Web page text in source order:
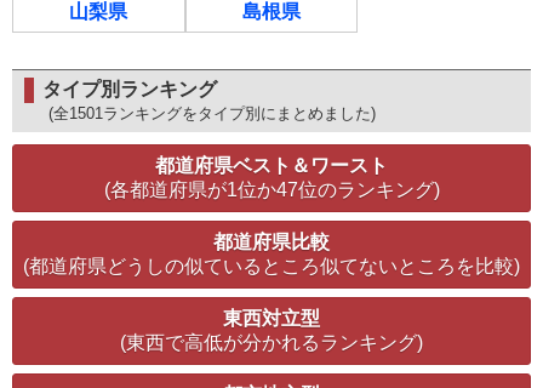
山梨県
島根県
タイプ別ランキング
(全1501ランキングをタイプ別にまとめました)
都道府県ベスト＆ワースト
(各都道府県が1位か47位のランキング)
都道府県比較
(都道府県どうしの似ているところ似てないところを比較)
東西対立型
(東西で高低が分かれるランキング)